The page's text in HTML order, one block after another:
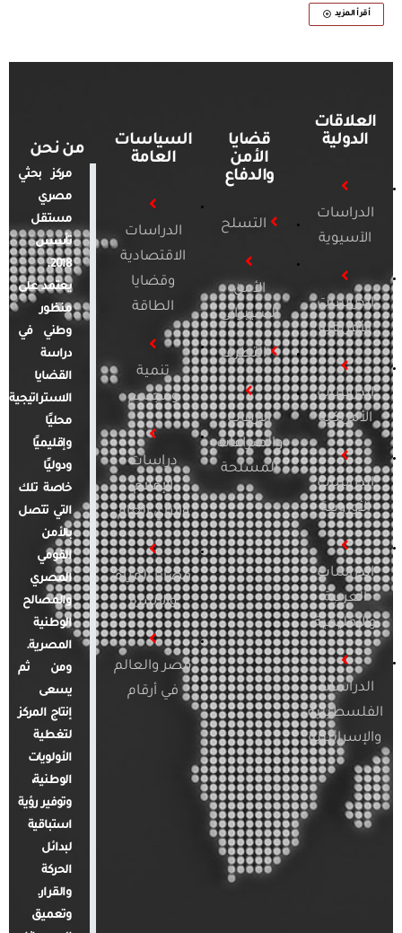
أقرأ المزيد
العلاقات
الدولية
الدراسات
الآسيوية
الدراسات
الأفريقية
الدراسات
الأمريكية
الدراسات
الأوروبية
الدراسات
العربية
والإقليمية
الدراسات
الفلسطينية
والإسرائيلية
قضايا
الأمن
والدفاع
التسلح
الأمن
السيبراني
التطرف
الإرهاب
والصراعات
المسلحة
السياسات
العامة
الدراسات
الاقتصادية
وقضايا
الطاقة
تنمية
ومجتمع
دراسات
الإعلام
والرأي العام
قضايا المرأة
والأسرة
مصر والعالم
في أرقام
من نحن
مركز بحثي
مصري
مستقل
تأسس
2018.
يعتمد على
منظور
وطني في
دراسة
القضايا
الاستراتيجية
محليًا
وإقليميًا
ودوليًا
خاصة تلك
التي تتصل
بالأمن
القومي
المصري
والمصالح
الوطنية
المصرية.
ومن ثم
يسعى
إنتاج المركز
لتغطية
الأولويات
الوطنية،
وتوفير رؤية
استباقية
لبدائل
الحركة
والقرار.
وتعميق